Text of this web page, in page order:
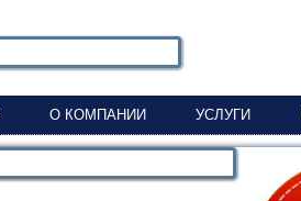
О КОМПАНИИ УСЛУГИ